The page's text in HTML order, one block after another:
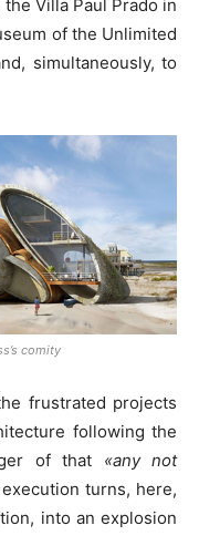
Villa Paul Prado in
of the Unlimited
simultaneously, to
comity
frustrated projects
following the
of that «any not
turns, here,
into an explosion